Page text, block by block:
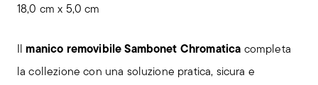
18,0 cm x 5,0 cm
Il manico removibile Sambonet Chromatica completa
la collezione con una soluzione pratica, sicura e